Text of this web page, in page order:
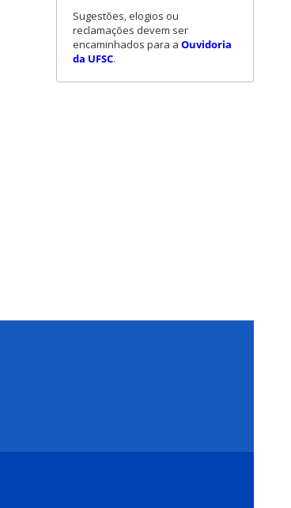
Sugestões, elogios ou
reclamações devem ser
encaminhados para a Ouvidoria
da UFSC.